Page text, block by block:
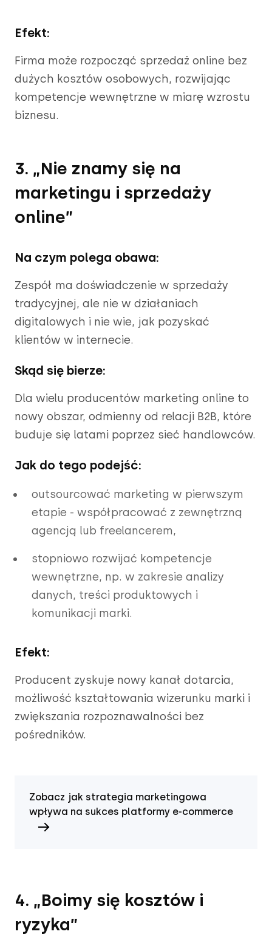
Efekt:
Firma może rozpocząć sprzedaż online bez
dużych kosztów osobowych, rozwijając
kompetencje wewnętrzne w miarę wzrostu
biznesu.
3. „Nie znamy się na
marketingu i sprzedaży
online”
Na czym polega obawa:
Zespół ma doświadczenie w sprzedaży
tradycyjnej, ale nie w działaniach
digitalowych i nie wie, jak pozyskać
klientów w internecie.
Skąd się bierze:
Dla wielu producentów marketing online to
nowy obszar, odmienny od relacji B2B, które
buduje się latami poprzez sieć handlowców.
Jak do tego podejść:
outsourcować marketing w pierwszym
etapie - współpracować z zewnętrzną
agencją lub freelancerem,
stopniowo rozwijać kompetencje
wewnętrzne, np. w zakresie analizy
danych, treści produktowych i
komunikacji marki.
Efekt:
Producent zyskuje nowy kanał dotarcia,
możliwość kształtowania wizerunku marki i
zwiększania rozpoznawalności bez
pośredników.
Zobacz jak strategia marketingowa
wpływa na sukces platformy e-commerce
4. „Boimy się kosztów i
ryzyka”